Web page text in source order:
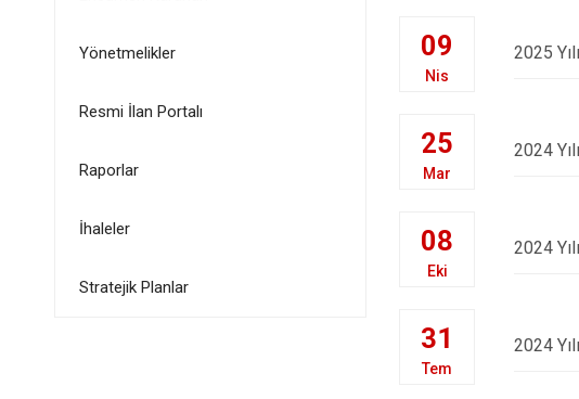
Yönetmelikler
Resmi İlan Portalı
Raporlar
İhaleler
Stratejik Planlar
09
Nis
2025
25
Mar
2024
08
Eki
2024
31
Tem
2024